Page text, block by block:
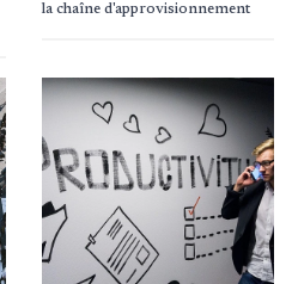
la chaîne d'approvisionnement